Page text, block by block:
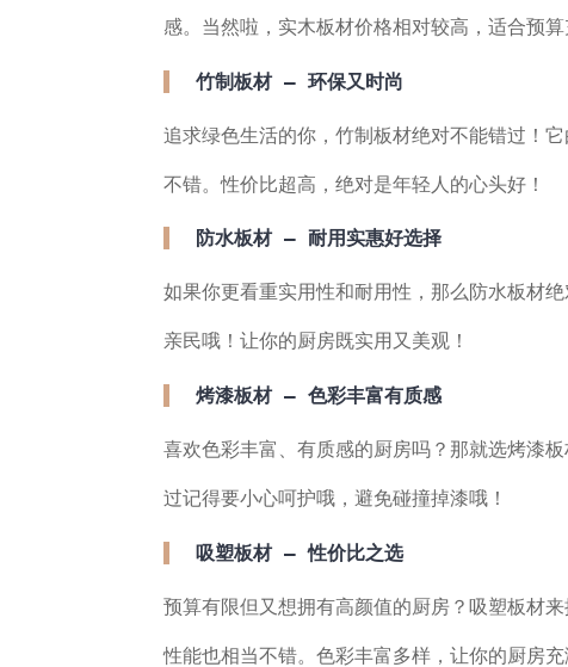
感。当然啦，实木板材价格相对较高，适合预算
竹制板材 — 环保又时尚
追求绿色生活的你，竹制板材绝对不能错过！
不错。性价比超高，绝对是年轻人的心头好！
防水板材 — 耐用实惠好选择
如果你更看重实用性和耐用性，那么防水板材
亲民哦！让你的厨房既实用又美观！
烤漆板材 — 色彩丰富有质感
喜欢色彩丰富、有质感的厨房吗？那就选烤漆
过记得要小心呵护哦，避免碰撞掉漆哦！
吸塑板材 — 性价比之选
预算有限但又想拥有高颜值的厨房？吸塑板材
性能也相当不错。色彩丰富多样，让你的厨房充